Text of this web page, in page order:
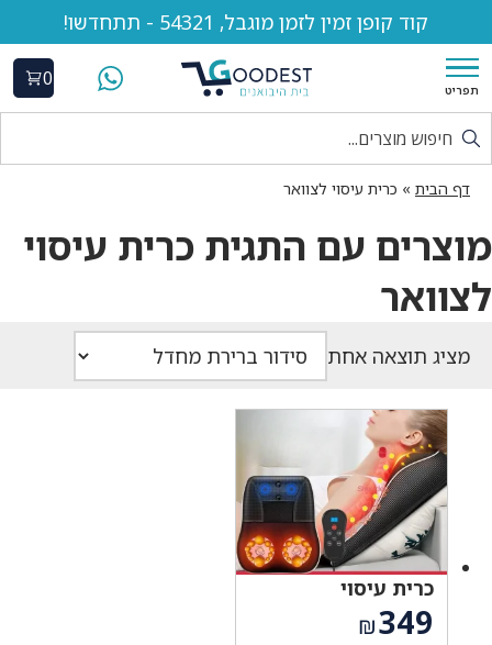
קוד קופן זמין לזמן מוגבל, 54321 - תתחדשו!
תפריט
0
דף הבית » כרית עיסוי לצוואר
מוצרים עם התגית כרית עיסוי
לצוואר
מציג תוצאה אחת
כרית עיסוי
₪349